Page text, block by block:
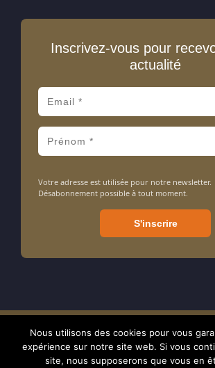
Inscrivez-vous pour
actualité
Votre adresse est utilisée pour notre newsletter.
Désabonnement possible à tout moment.
Amarrage ASBL - Association sans but lucratif -
714 106 - BE24 7320 0897 1238 - RPM tribunal
Nous utilisons des cookies pour vous
expérience sur notre site web. Si vous
site, nous supposerons que vous en